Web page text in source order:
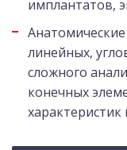
имплантатов,
линейных,
сложного
конечных